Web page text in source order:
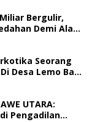
Bergulir,
Demi Alat
Seorang
Desa Lemo Bajo
UTARA:
Pengadilan